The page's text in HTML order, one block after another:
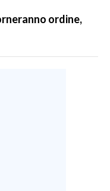
ordine,